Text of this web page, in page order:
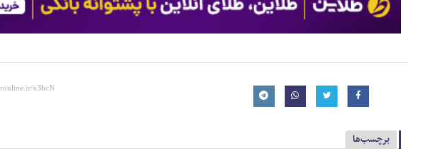
برچسب‌ها